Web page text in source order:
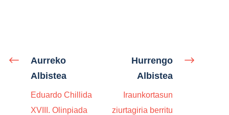
Aurreko
Albistea
Eduardo Chillida
XVIII. Olinpiada
Hurrengo
Albistea
Iraunkortasun
ziurtagiria berritu